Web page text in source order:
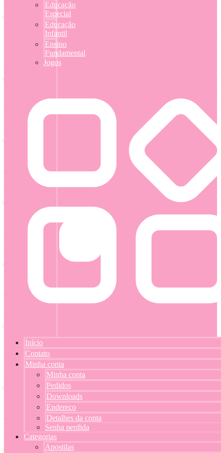
Educação
Especial
Educação
Infantil
Ensino
Fundamental
Jogos
Início
Contato
Minha conta
Minha conta
Pedidos
Downloads
Endereço
Detalhes da conta
Senha perdida
Categorias
Apostilas